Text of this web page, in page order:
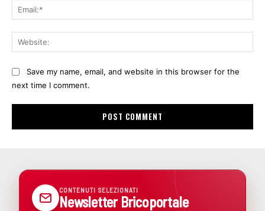
Save my name, email, and website in this browser for the
next time I comment.
CONTENUTI SELEZIONATI
Newsletter Bricoportale